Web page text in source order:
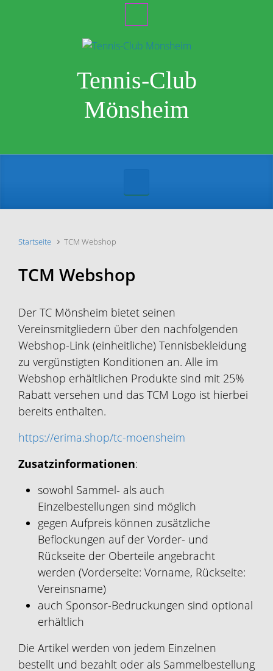
Tennis-Club
Mönsheim
Startseite TCM Webshop
TCM Webshop
Der TC Mönsheim bietet seinen
Vereinsmitgliedern über den nachfolgenden
Webshop-Link (einheitliche) Tennisbekleidung
zu vergünstigten Konditionen an. Alle im
Webshop erhältlichen Produkte sind mit 25%
Rabatt versehen und das TCM Logo ist hierbei
bereits enthalten.
https://erima.shop/tc-moensheim
Zusatzinformationen:
sowohl Sammel- als auch
Einzelbestellungen sind möglich
gegen Aufpreis können zusätzliche
Beflockungen auf der Vorder- und
Rückseite der Oberteile angebracht
werden (Vorderseite: Vorname, Rückseite:
Vereinsname)
auch Sponsor-Bedruckungen sind optional
erhältlich
Die Artikel werden von jedem Einzelnen
bestellt und bezahlt oder als Sammelbestellung